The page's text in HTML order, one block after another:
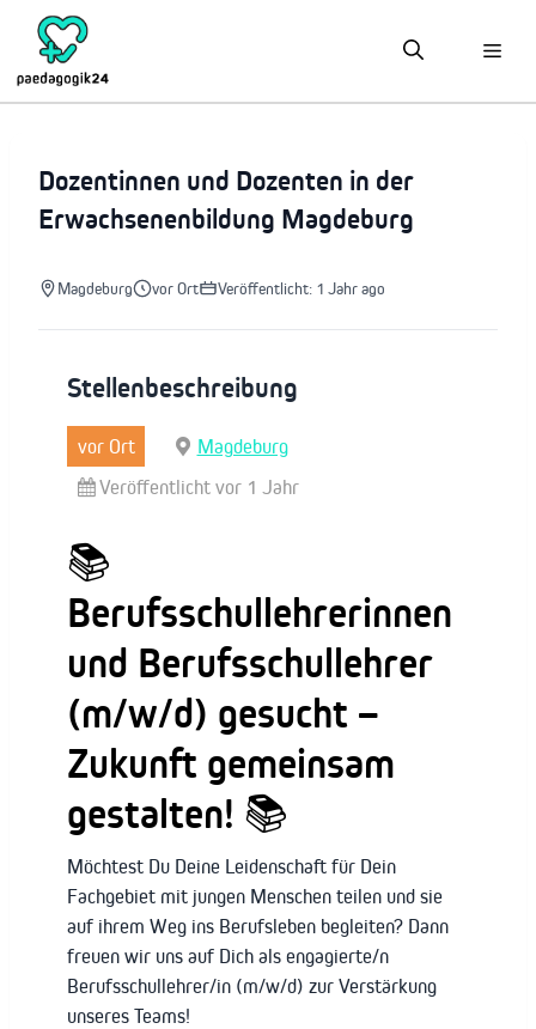
Inhalt
springen
Dozentinnen und Dozenten in der
Erwachsenenbildung Magdeburg
Magdeburg vor Ort Veröffentlicht: 1 Jahr ago
Stellenbeschreibung
vor Ort
Magdeburg
Veröffentlicht vor 1 Jahr
📚
Berufsschullehrerinnen
und Berufsschullehrer
(m/w/d) gesucht –
Zukunft gemeinsam
gestalten! 📚
Möchtest Du Deine Leidenschaft für Dein
Fachgebiet mit jungen Menschen teilen und sie
auf ihrem Weg ins Berufsleben begleiten? Dann
freuen wir uns auf Dich als engagierte/n
Berufsschullehrer/in (m/w/d) zur Verstärkung
unseres Teams!